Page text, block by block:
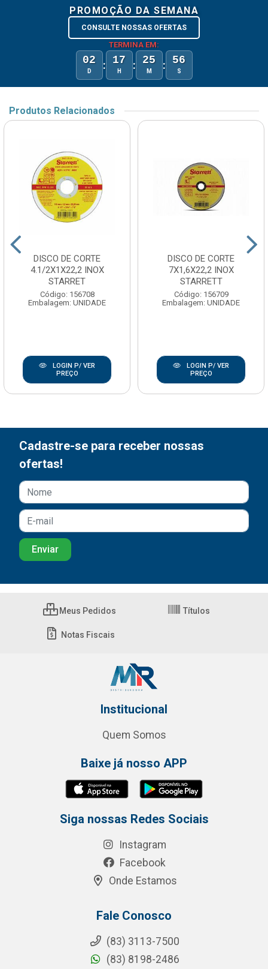
PROMOÇÃO DA SEMANA
CONSULTE NOSSAS OFERTAS
TERMINA EM:
02
D : 17
H : 25
M : 56
S
Produtos Relacionados
DISCO DE CORTE
4.1/2X1X22,2 INOX
STARRET
Código: 156708
Embalagem: UNIDADE
LOGIN P/ VER
PREÇO
DISCO DE CORTE
7X1,6X22,2 INOX
STARRETT
Código: 156709
Embalagem: UNIDADE
LOGIN P/ VER
PREÇO
Cadastre-se para receber nossas
ofertas!
Meus Pedidos Títulos
Notas Fiscais
Institucional
Quem Somos
Baixe já nosso APP
Siga nossas Redes Sociais
Instagram
Facebook
Onde Estamos
Fale Conosco
(83) 3113-7500
(83) 8198-2486